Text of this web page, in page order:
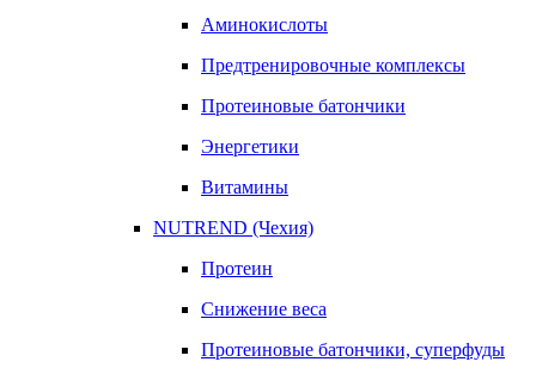
Аминокислоты
Предтренировочные комплексы
Протеиновые батончики
Энергетики
Витамины
NUTREND (Чехия)
Протеин
Снижение веса
Протеиновые батончики, суперфуды